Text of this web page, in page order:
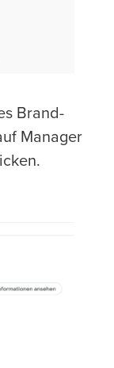
Brand-
Manager